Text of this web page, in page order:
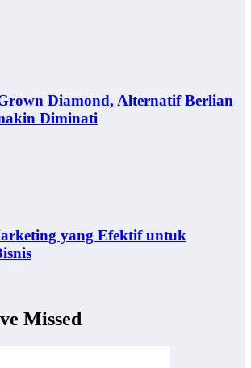
Diamond, Alternatif Berlian
Diminati
yang Efektif untuk
Missed